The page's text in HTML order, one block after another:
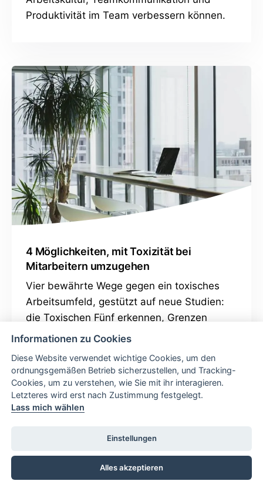
Produktivität im Team verbessern können.
4 Möglichkeiten, mit Toxizität bei
Mitarbeitern umzugehen
Vier bewährte Wege gegen ein toxisches
Arbeitsumfeld, gestützt auf neue Studien:
die Toxischen Fünf erkennen, Grenzen
setzen und wissen, wann man geht.
Informationen zu Cookies
Diese Website verwendet wichtige Cookies, um den
ordnungsgemäßen Betrieb sicherzustellen, und Tracking-
Cookies, um zu verstehen, wie Sie mit ihr interagieren.
Letzteres wird erst nach Zustimmung festgelegt.
Lass mich wählen
Einstellungen
Alles akzeptieren